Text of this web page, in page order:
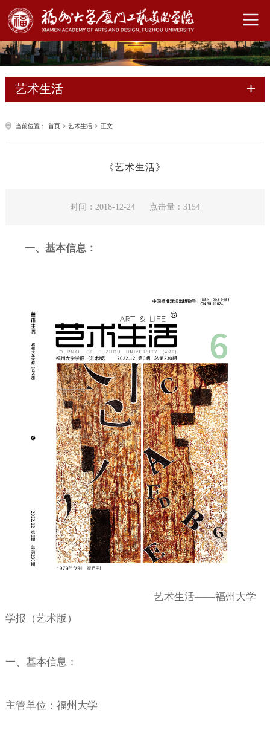
艺术生活
当前位置： 首页 > 艺术生活 > 正文
《艺术生活》
时间：2018-12-24 点击量： 3154
一、基本信息：
艺术生活——福州大学
学报（艺术版）
一、基本信息：
主管单位：福州大学